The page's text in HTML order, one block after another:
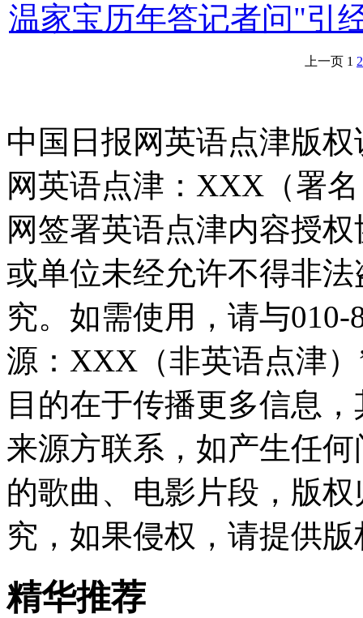
温家宝历年答记者问"引
上一页 1 2
中国日报网英语点津版
网英语点津：XXX（署
网签署英语点津内容授
或单位未经允许不得非
究。如需使用，请与010-
源：XXX（非英语点津
目的在于传播更多信息
来源方联系，如产生任
的歌曲、电影片段，版
究，如果侵权，请提供
精华推荐